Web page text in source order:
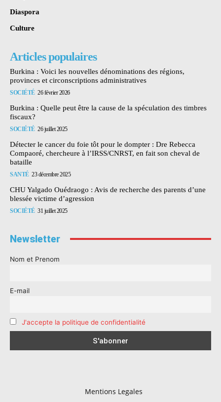
Diaspora
Culture
Articles populaires
Burkina : Voici les nouvelles dénominations des régions,
provinces et circonscriptions administratives
SOCIÉTÉ 26 février 2026
Burkina : Quelle peut être la cause de la spéculation des timbres
fiscaux?
SOCIÉTÉ 26 juillet 2025
Détecter le cancer du foie tôt pour le dompter : Dre Rebecca
Compaoré, chercheure à l’IRSS/CNRST, en fait son cheval de
bataille
SANTÉ 23 décembre 2025
CHU Yalgado Ouédraogo : Avis de recherche des parents d’une
blessée victime d’agression
SOCIÉTÉ 31 juillet 2025
Newsletter
Nom et Prenom
E-mail
J'accepte la politique de confidentialité
Mentions Legales